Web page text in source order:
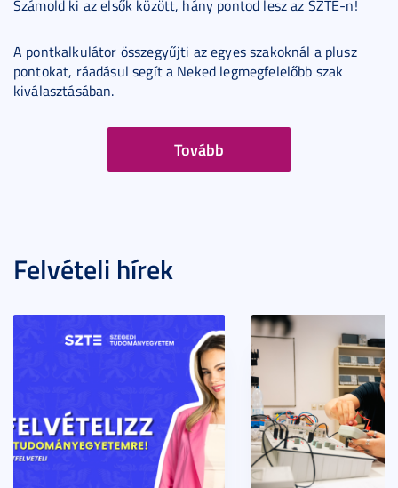
Számold ki az elsők között, hány pontod lesz az SZTE-n!
A pontkalkulátor összegyűjti az egyes szakoknál a plusz
pontokat, ráadásul segít a Neked legmegfelelőbb szak
kiválasztásában.
Tovább
Felvételi hírek